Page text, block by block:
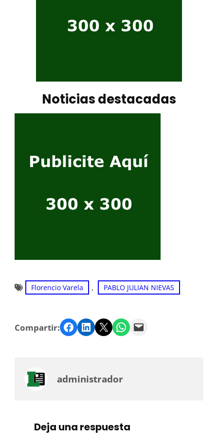
Noticias destacadas
Florencio Varela , PABLO JULIAN NIEVAS
Compartir: Facebook LinkedIn Twitter WhatsApp Email
administrador
Deja una respuesta